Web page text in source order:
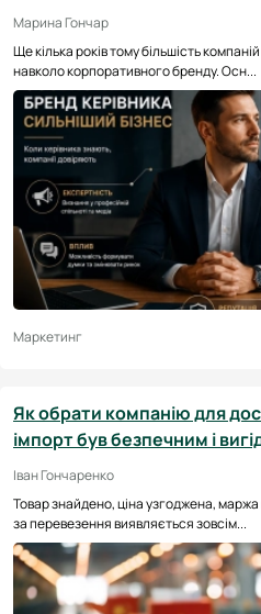
Марина Гончар
Ще кілька років тому більшість
навколо корпоративного бренду. Осн...
Маркетинг
Як обрати компанію для
імпорт був безпечним і
Іван Гончаренко
Товар знайдено, ціна узгоджена,
за перевезення виявляється зовсім...